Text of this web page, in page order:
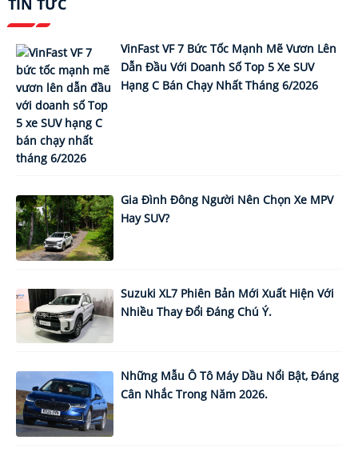
TIN TỨC
VinFast VF 7 Bức Tốc Mạnh Mẽ Vươn Lên
Dẫn Đầu Với Doanh Số Top 5 Xe SUV
Hạng C Bán Chạy Nhất Tháng 6/2026
Gia Đình Đông Người Nên Chọn Xe MPV
Hay SUV?
Suzuki XL7 Phiên Bản Mới Xuất Hiện Với
Nhiều Thay Đổi Đáng Chú Ý.
Những Mẫu Ô Tô Máy Dầu Nổi Bật, Đáng
Cân Nhắc Trong Năm 2026.